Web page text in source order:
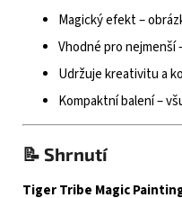
Magický efekt –
Vhodné pro nejmenší
Udržuje kreativitu a
Kompaktní balení –
📝 Shrnutí
Tiger Tribe Magic